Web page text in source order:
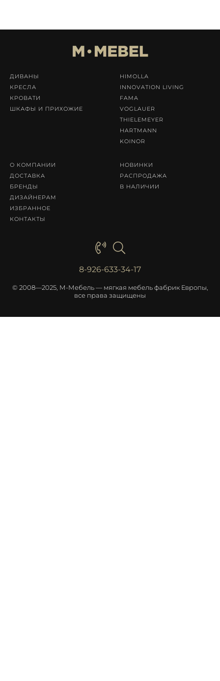
ДИВАНЫ
КРЕСЛА
КРОВАТИ
ШКАФЫ И ПРИХОЖИЕ
HIMOLLA
INNOVATION LIVING
FAMA
VOGLAUER
THIELEMEYER
HARTMANN
KOINOR
О КОМПАНИИ
ДОСТАВКА
БРЕНДЫ
ДИЗАЙНЕРАМ
ИЗБРАННОЕ
КОНТАКТЫ
НОВИНКИ
РАСПРОДАЖА
В НАЛИЧИИ
8-926-633-34-17
© 2008—2025, М-Мебель — мягкая мебель фабрик Европы,
все права защищены